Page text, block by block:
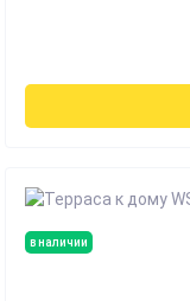
в наличии